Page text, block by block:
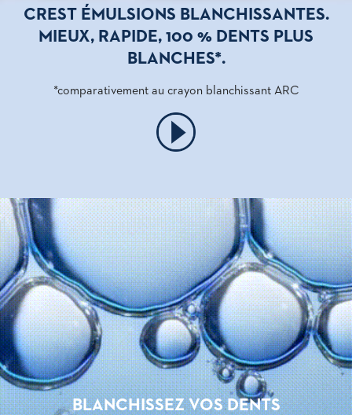
CREST ÉMULSIONS BLANCHISSANTES.
MIEUX, RAPIDE, 100 % DENTS PLUS
BLANCHES*.
*comparativement au crayon blanchissant ARC
BLANCHISSEZ VOS DENTS